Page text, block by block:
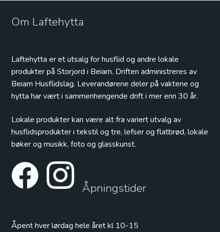
Om Laftehytta
Laftehytta er et utsalg for husflid og andre lokale
produkter på Storjord i Beiarn. Driften administreres av
Beiarn Husflidslag. Leverandørene deler på vaktene og
hytta har vært i sammenhengende drift i mer enn 30 år.
Lokale produkter kan være alt fra variert utvalg av
husflidsprodukter i tekstil og tre, lefser og flatbrød, lokale
bøker og musikk, foto og glasskunst.
Åpningstider
Åpent hver lørdag hele året kl 10-15